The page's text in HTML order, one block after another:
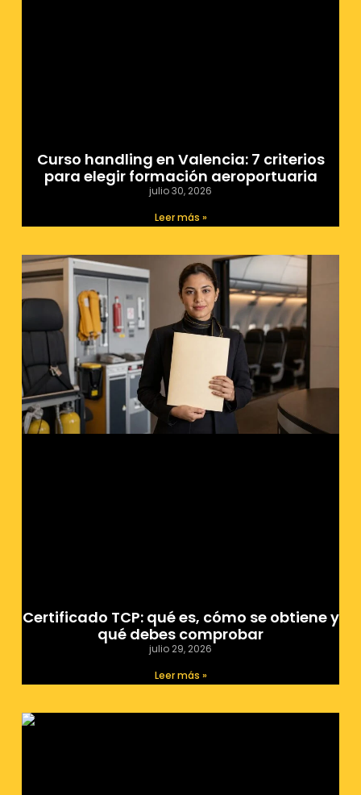
Curso handling en Valencia: 7 criterios
para elegir formación aeroportuaria
julio 30, 2026
Leer más »
Certificado TCP: qué es, cómo se obtiene y
qué debes comprobar
julio 29, 2026
Leer más »